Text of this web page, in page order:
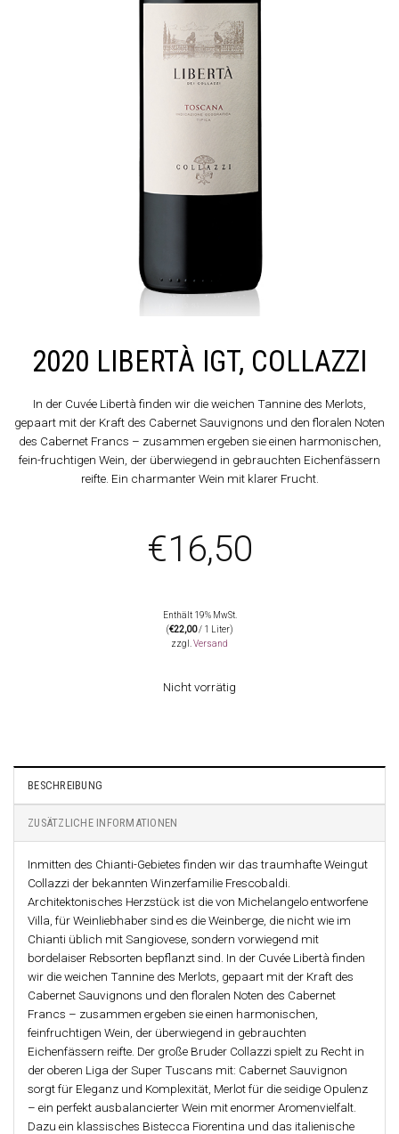
2020 LIBERTÀ IGT, COLLAZZI
In der Cuvée Libertà finden wir die weichen Tannine des Merlots,
gepaart mit der Kraft des Cabernet Sauvignons und den floralen Noten
des Cabernet Francs – zusammen ergeben sie einen harmonischen,
fein-fruchtigen Wein, der überwiegend in gebrauchten Eichenfässern
reifte. Ein charmanter Wein mit klarer Frucht.
€16,50
Enthält 19% MwSt.
(€22,00/ 1 Liter)
zzgl.Versand
Nicht vorrätig
BESCHREIBUNG
ZUSÄTZLICHE INFORMATIONEN
Inmitten des Chianti-Gebietes finden wir das traumhafte Weingut
Collazzi der bekannten Winzerfamilie Frescobaldi.
Architektonisches Herzstück ist die von Michelangelo entworfene
Villa, für Weinliebhaber sind es die Weinberge, die nicht wie im
Chianti üblich mit Sangiovese, sondern vorwiegend mit
bordelaiser Rebsorten bepflanzt sind. In der Cuvée Libertà finden
wir die weichen Tannine des Merlots, gepaart mit der Kraft des
Cabernet Sauvignons und den floralen Noten des Cabernet
Francs – zusammen ergeben sie einen harmonischen,
feinfruchtigen Wein, der überwiegend in gebrauchten
Eichenfässern reifte. Der große Bruder Collazzi spielt zu Recht in
der oberen Liga der Super Tuscans mit: Cabernet Sauvignon
sorgt für Eleganz und Komplexität, Merlot für die seidige Opulenz
– ein perfekt ausbalancierter Wein mit enormer Aromenvielfalt.
Dazu ein klassisches Bistecca Fiorentina und das italienische